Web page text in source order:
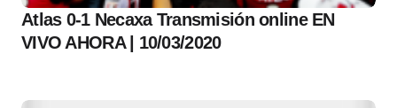
Atlas 0-1 Necaxa Transmisión online EN
VIVO AHORA | 10/03/2020